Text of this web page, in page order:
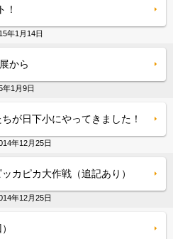
！
年1月14日
から
年1月9日
日下小にやってきました！
年12月25日
カピカ大作戦（追記あり）
年12月25日